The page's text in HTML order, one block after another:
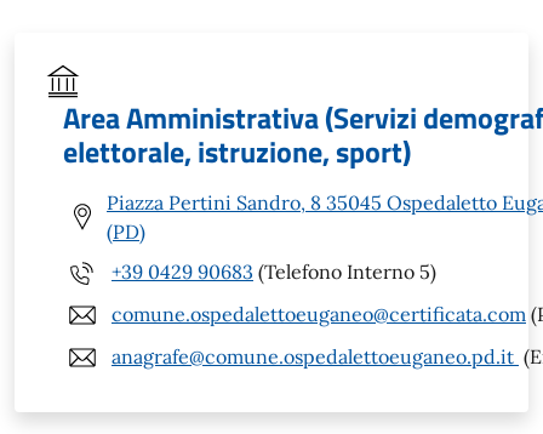
Area Amministrativa (Servizi
elettorale, istruzione, sport)
Piazza Pertini Sandro, 8 35045 Ospedaletto
(PD)
+39 0429 90683 (Telefono Interno 5)
comune.ospedalettoeuganeo@certificata.com
anagrafe@comune.ospedalettoeuganeo.pd.it